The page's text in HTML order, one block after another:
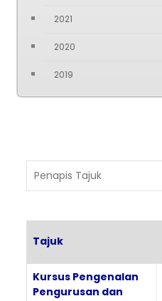
2021
2020
2019
Tajuk
Kursus Pengenalan
Pengurusan dan